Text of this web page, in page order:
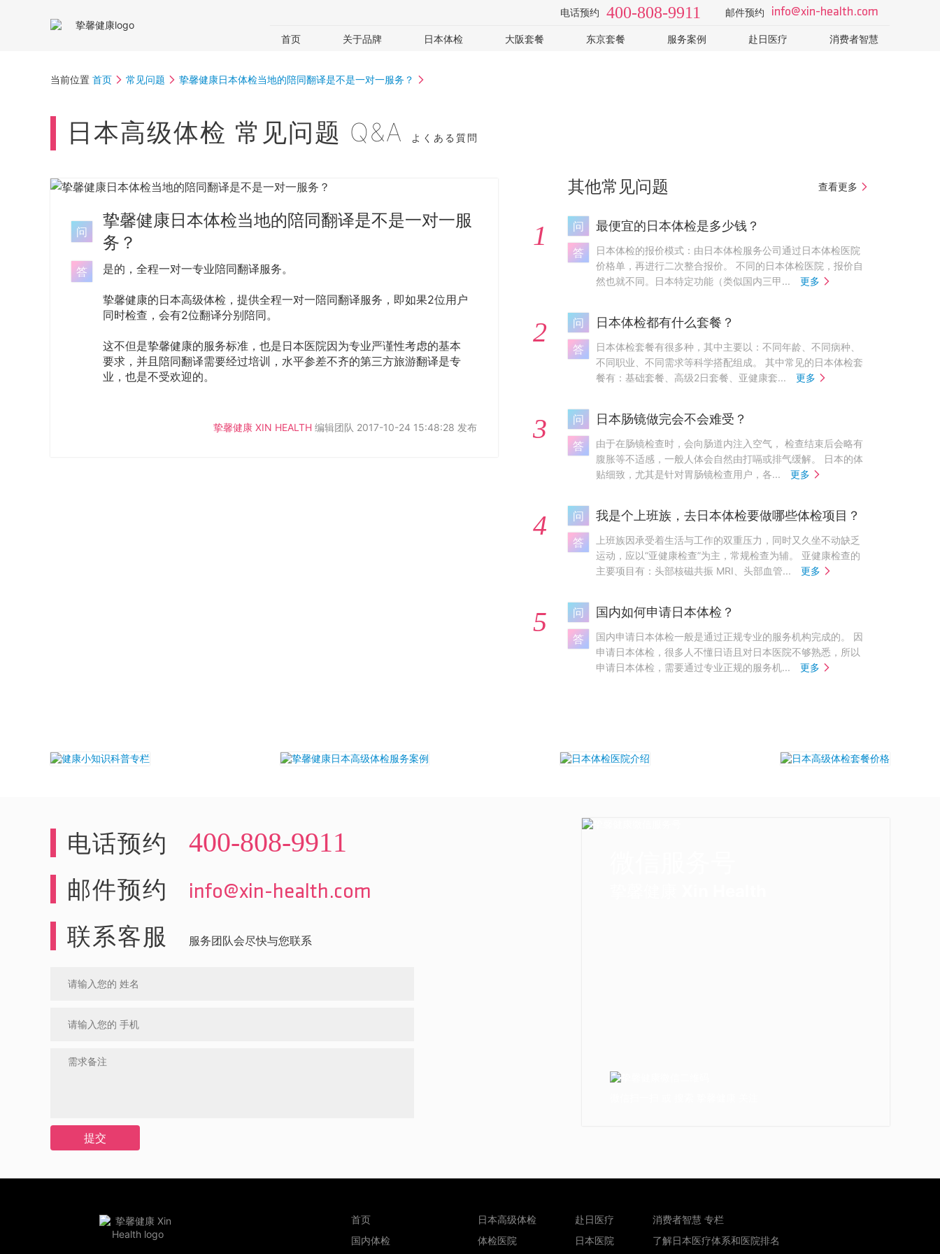
电话预约 400-808-9911 邮件预约 info@xin-health.com
首页
体检助手
关于品牌
日本体检
体检常识
大阪套餐
东京套餐
服务案例
赴日医疗
消费者智慧
当前位置 首页 常见问题 挚馨健康日本体检当地的陪同翻译是不是一对一服务？
日本高级体检 常见问题 Q&A よくある質問
问
挚馨健康日本体检当地的陪同翻译是不是一对一服
务？
答 是的，全程一对一专业陪同翻译服务。
挚馨健康的日本高级体检，提供全程一对一陪同翻译服务，即如果2位用户
同时检查，会有2位翻译分别陪同。
这不但是挚馨健康的服务标准，也是日本医院因为专业严谨性考虑的基本
要求，并且陪同翻译需要经过培训，水平参差不齐的第三方旅游翻译是专
业，也是不受欢迎的。
挚馨健康 XIN HEALTH 编辑团队 2017-10-24 15:48:28 发布
其他常见问题 查看更多
1 问 最便宜的日本体检是多少钱？
答
日本体检的报价模式：由日本体检服务公司通过日本体检医院
价格单，再进行二次整合报价。 不同的日本体检医院，报价自
然也就不同。日本特定功能（类似国内三甲...
更多
2 问 日本体检都有什么套餐？
答
日本体检套餐有很多种，其中主要以：不同年龄、不同病种、
不同职业、不同需求等科学搭配组成。 其中常见的日本体检套
餐有：基础套餐、高级2日套餐、亚健康套...
更多
3 问 日本肠镜做完会不会难受？
答
由于在肠镜检查时，会向肠道内注入空气， 检查结束后会略有
腹胀等不适感，一般人体会自然由打嗝或排气缓解。 日本的体
贴细致，尤其是针对胃肠镜检查用户，各...
更多
4 问 我是个上班族，去日本体检要做哪些体检项目？
答
上班族因承受着生活与工作的双重压力，同时又久坐不动缺乏
运动，应以“亚健康检查”为主，常规检查为辅。 亚健康检查的
主要项目有：头部核磁共振 MRI、头部血管...
更多
5 问 国内如何申请日本体检？
答
国内申请日本体检一般是通过正规专业的服务机构完成的。 因
申请日本体检，很多人不懂日语且对日本医院不够熟悉，所以
申请日本体检，需要通过专业正规的服务机...
更多
电话预约 400-808-9911
邮件预约 info@xin-health.com
联系客服 服务团队会尽快与您联系
首页
国内体检
日本高级体检
体检医院
赴日医疗
日本医院
消费者智慧 专栏
了解日本医疗体系和医院排名